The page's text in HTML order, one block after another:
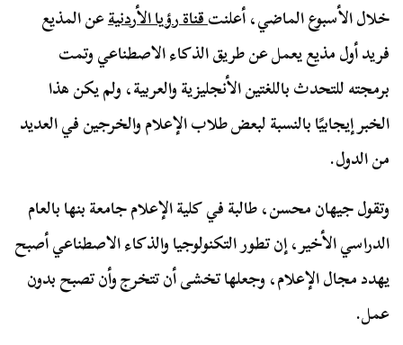
خلال الأسبوع الماضي، أعلنتقناة رؤيا الأردنيةعن المذيع
فريد أول مذيع يعمل عن طريق الذكاء الاصطناعي وتمت
برمجته للتحدث باللغتين الأنجليزية والعربية، ولم يكن هذا
الخبر إيجابيًا بالنسبة لبعض طلاب الإعلام والخرجين في العديد
من الدول.
وتقول جيهان محسن، طالبة في كلية الإعلام جامعة بنها بالعام
الدراسي الأخير، إن تطور التكنولوجيا والذكاء الاصطناعي أصبح
يهدد مجال الإعلام، وجعلها تخشى أن تتخرج وأن تصبح بدون
عمل.